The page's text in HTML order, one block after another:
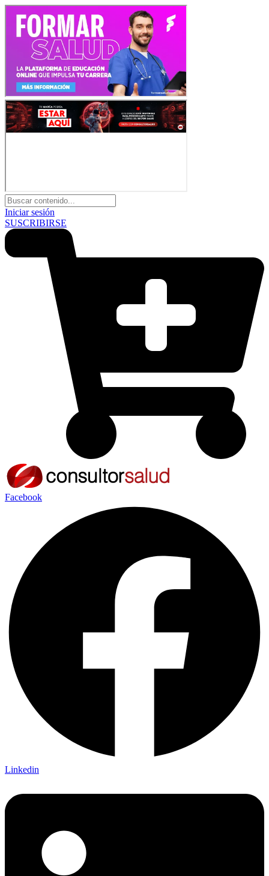
Iniciar sesión
SUSCRIBIRSE
Facebook
Linkedin